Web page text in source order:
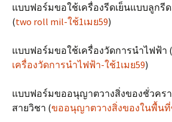
แบบฟอร์มขอใช้เครื่องรีดเย็นแบบลูกรี
(two roll mil-ใช้1เมย59)
แบบฟอร์มขอใช้เครื่องวัดการนำไฟฟ้า (
เครื่องวัดการนำไฟฟ้า-ใช้1เมย59)
แบบฟอร์มขออนุญาตวางสิ่งของชั่วคร
สายวิชา (ขออนุญาตวางสิ่งของในพื้นที่